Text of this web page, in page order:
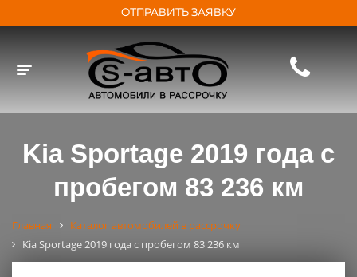
Toggle navigation
ОТПРАВИТЬ ЗАЯВКУ
Kia Sportage 2019 года с
пробегом 83 236 км
Главная
Каталог автомобилей в рассрочку
Kia Sportage 2019 года с пробегом 83 236 км